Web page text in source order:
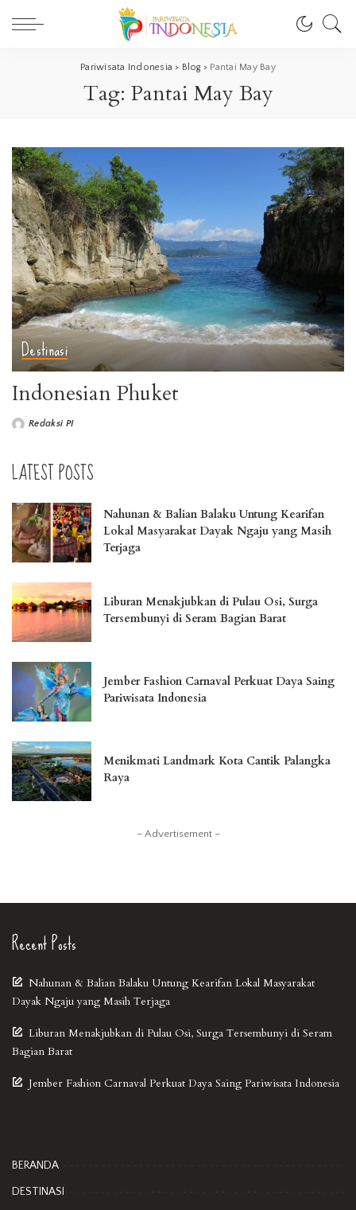
Pariwisata Indonesia > Blog > Pantai May Bay
Tag: Pantai May Bay
Destinasi
Indonesian Phuket
Redaksi PI
LATEST POSTS
Nahunan & Balian Balaku Untung Kearifan
Lokal Masyarakat Dayak Ngaju yang Masih
Terjaga
Liburan Menakjubkan di Pulau Osi, Surga
Tersembunyi di Seram Bagian Barat
Jember Fashion Carnaval Perkuat Daya Saing
Pariwisata Indonesia
Menikmati Landmark Kota Cantik Palangka
Raya
– Advertisement –
Recent Posts
Nahunan & Balian Balaku Untung Kearifan Lokal Masyarakat
Dayak Ngaju yang Masih Terjaga
Liburan Menakjubkan di Pulau Osi, Surga Tersembunyi di Seram
Bagian Barat
Jember Fashion Carnaval Perkuat Daya Saing Pariwisata Indonesia
BERANDA
DESTINASI